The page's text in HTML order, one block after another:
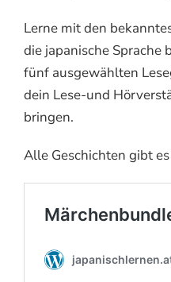
Lerne mit den
die japanische Sprache
fünf ausgewählten
dein Lese-und
bringen.
Alle Geschichten gibt